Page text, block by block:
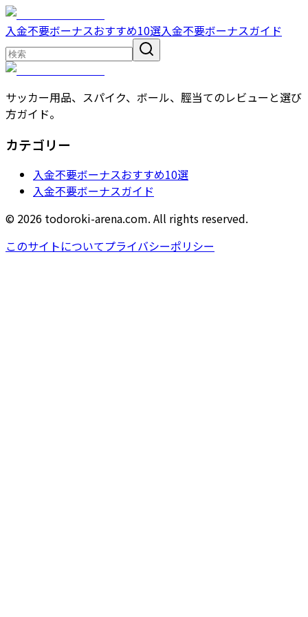
入金不要ボーナスおすすめ10選入金不要ボーナスガイド
サッカー用品、スパイク、ボール、脛当てのレビューと選び
方ガイド。
カテゴリー
入金不要ボーナスおすすめ10選
入金不要ボーナスガイド
© 2026 todoroki-arena.com. All rights reserved.
このサイトについてプライバシーポリシー